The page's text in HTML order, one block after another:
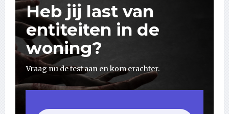
Heb jij last van
entiteiten in de
woning?
Vraag nu de test aan en kom erachter.